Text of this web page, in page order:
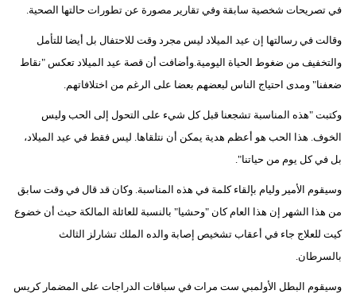
في تصريحات شخصية سابقة وفي تقارير مصورة عن تطورات حالتها الصحية.
وقالت في رسالتها إن عيد الميلاد ليس مجرد وقت للاحتفال بل أيضا للتأمل
والتخفيف من ضغوط الحياة اليومية.وأضافت أن قصة عيد الميلاد تعكس "نقاط
ضعفنا" ومدى احتياج الناس لبعضهم بعضا على الرغم من اختلافاتهم.
وكتبت "هذه المناسبة تشجعنا قبل كل شيء على التحول إلى الحب وليس
الخوف. هذا الحب هو أعظم هدية يمكن أن نتلقاها. ليس فقط في عيد الميلاد،
بل في كل يوم من حياتنا".
وسيقوم الأمير وليام بإلقاء كلمة في هذه المناسبة. وكان قد قال في وقت سابق
من هذا الشهر إن هذا العام كان "وحشيا" بالنسبة للعائلة المالكة حيث أن خضوع
كيت للعلاج جاء في أعقاب تشخيص إصابة والده الملك تشارلز الثالث
بالسرطان.
وسيقوم البطل الأولمبي ست مرات في سباقات الدراجات على المضمار كريس